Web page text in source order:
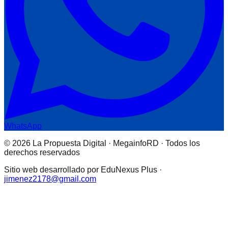
WhatsApp
© 2026 La Propuesta Digital · MegainfoRD · Todos los
derechos reservados
Sitio web desarrollado por EduNexus Plus ·
jimenez2178@gmail.com